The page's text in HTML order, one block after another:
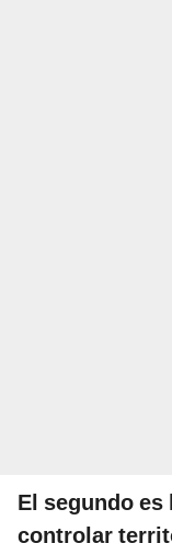
El segundo
controlar